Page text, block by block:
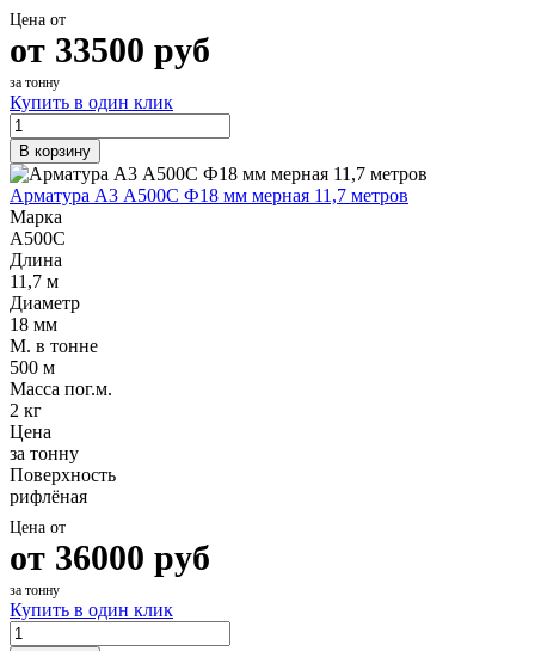
Цена от
от 33500 руб
за тонну
Купить в один клик
В корзину
Арматура А3 А500С Ф18 мм мерная 11,7 метров
Марка
А500С
Длина
11,7 м
Диаметр
18 мм
М. в тонне
500 м
Масса пог.м.
2 кг
Цена
за тонну
Поверхность
рифлёная
Цена от
от 36000 руб
за тонну
Купить в один клик